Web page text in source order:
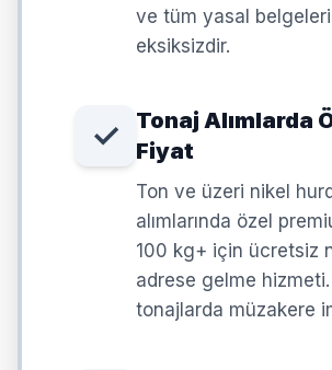
ve tüm yasal
eksiksizdir.
✓
Tonaj Alımlarda
Fiyat
Ton ve üzeri nikel
alımlarında özel
100 kg+ için ücretsiz
adrese gelme
tonajlarda müzakere